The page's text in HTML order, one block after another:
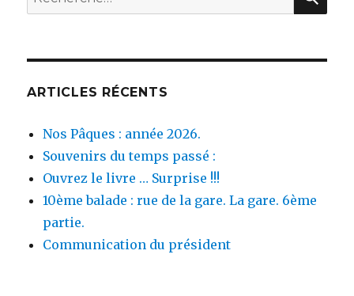
pour :
ARTICLES RÉCENTS
Nos Pâques : année 2026.
Souvenirs du temps passé :
Ouvrez le livre … Surprise !!!
10ème balade : rue de la gare. La gare. 6ème
partie.
Communication du président